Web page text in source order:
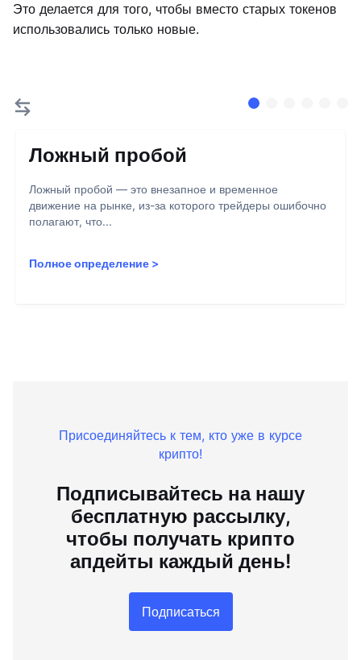
Это делается для того, чтобы вместо старых токенов
использовались только новые.
Ложный пробой
Ложный пробой — это внезапное и временное
движение на рынке, из-за которого трейдеры ошибочно
полагают, что...
Полное определение >
Присоединяйтесь к тем, кто уже в курсе
крипто!
Подписывайтесь на нашу
бесплатную рассылку,
чтобы получать крипто
апдейты каждый день!
Подписаться